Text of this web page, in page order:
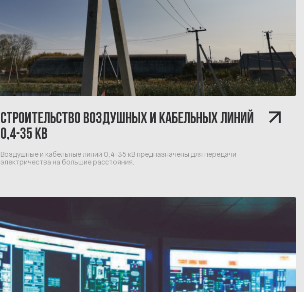
СТРОИТЕЛЬСТВО ВОЗДУШНЫХ И КАБЕЛЬНЫХ ЛИНИЙ
0,4-35 КВ
Воздушные и кабельные линий 0,4-35 кВ предназначены для передачи
электричества на большие расстояния.